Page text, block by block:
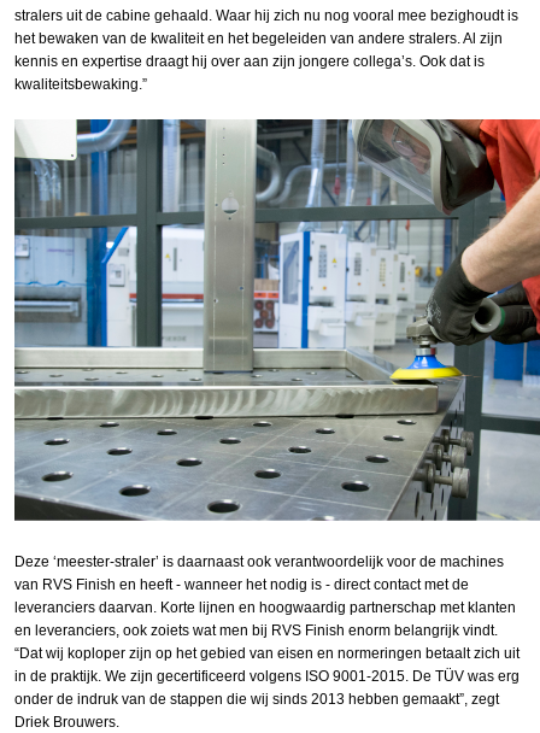
stralers uit de cabine gehaald. Waar hij zich nu nog vooral mee bezighoudt is
het bewaken van de kwaliteit en het begeleiden van andere stralers. Al zijn
kennis en expertise draagt hij over aan zijn jongere collega’s. Ook dat is
kwaliteitsbewaking.”
Deze ‘meester-straler’ is daarnaast ook verantwoordelijk voor de machines
van RVS Finish en heeft - wanneer het nodig is - direct contact met de
leveranciers daarvan. Korte lijnen en hoogwaardig partnerschap met klanten
en leveranciers, ook zoiets wat men bij RVS Finish enorm belangrijk vindt.
“Dat wij koploper zijn op het gebied van eisen en normeringen betaalt zich uit
in de praktijk. We zijn gecertificeerd volgens ISO 9001-2015. De TÜV was erg
onder de indruk van de stappen die wij sinds 2013 hebben gemaakt”, zegt
Driek Brouwers.